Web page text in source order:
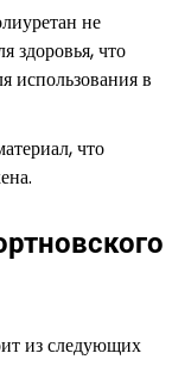
не
здоровья, что
использования в
что
из следующих